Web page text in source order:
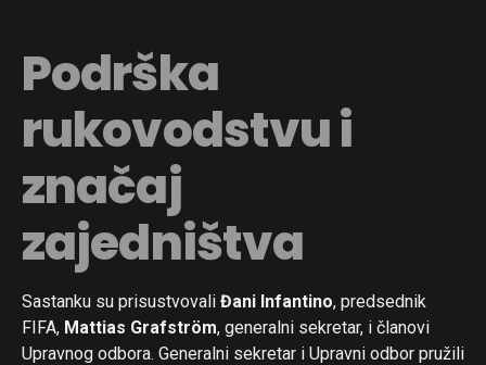
Podrška
rukovodstvu i
značaj
zajedništva
Sastanku su prisustvovali Đani Infantino, predsednik
FIFA, Mattias Grafström, generalni sekretar, i članovi
Upravnog odbora. Generalni sekretar i Upravni odbor pružili